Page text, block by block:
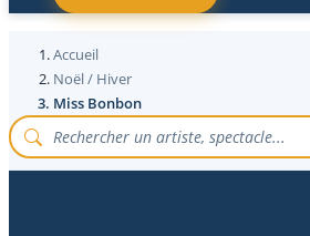
Accueil
Noël / Hiver
Miss Bonbon